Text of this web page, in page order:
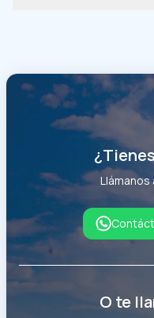
Llámanos
O te